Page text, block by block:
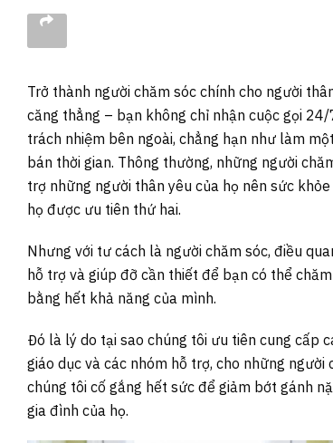
Trở thành người chăm sóc chính cho người
căng thẳng – bạn không chỉ nhận cuộc gọi
trách nhiệm bên ngoài, chẳng hạn như làm
bán thời gian. Thông thường, những người
trợ những người thân yêu của họ nên sức
họ được ưu tiên thứ hai.
Nhưng với tư cách là người chăm sóc, điều
hỗ trợ và giúp đỡ cần thiết để bạn có thể
bằng hết khả năng của mình.
Đó là lý do tại sao chúng tôi ưu tiên cung cấp
giáo dục và các nhóm hỗ trợ, cho những người
chúng tôi cố gắng hết sức để giảm bớt gánh
gia đình của họ.